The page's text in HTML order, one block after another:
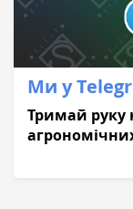
Ми у
Тримай руку